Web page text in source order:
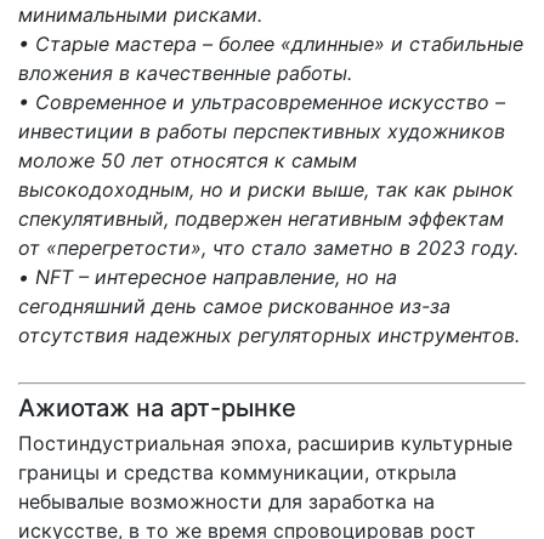
минимальными рисками.
• Старые мастера – более «длинные» и стабильные
вложения в качественные работы.
• Современное и ультрасовременное искусство –
инвестиции в работы перспективных художников
моложе 50 лет относятся к самым
высокодоходным, но и риски выше, так как рынок
спекулятивный, подвержен негативным эффектам
от «перегретости», что стало заметно в 2023 году.
• NFT – интересное направление, но на
сегодняшний день самое рискованное из-за
отсутствия надежных регуляторных инструментов.
Ажиотаж на арт-рынке
Постиндустриальная эпоха, расширив культурные
границы и средства коммуникации, открыла
небывалые возможности для заработка на
искусстве, в то же время спровоцировав рост